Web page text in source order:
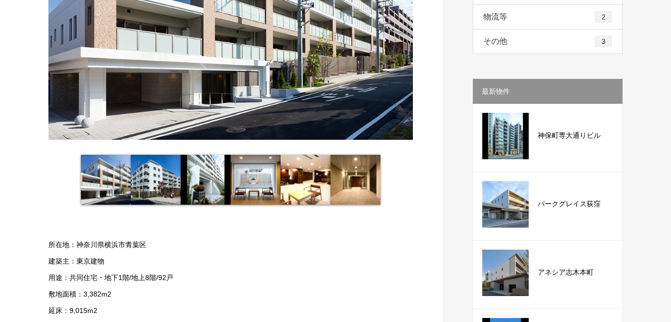
所在地：神奈川県横浜市青葉区
建築主：東京建物
用途：共同住宅・地下1階/地上8階/92戸
敷地面積：3,382m2
延床：9,015m2
物流等 2
その他 3
最新物件
神保町専大通りビル
パークグレイス荻窪
アネシア志木本町